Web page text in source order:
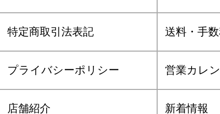
特定商取引法表記 送料・手
プライバシーポリシー 営業カレ
店舗紹介 新着情報